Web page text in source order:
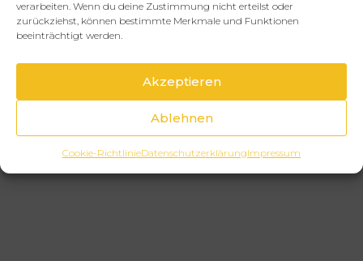
verarbeiten. Wenn du deine Zustimmung nicht erteilst oder
zurückziehst, können bestimmte Merkmale und Funktionen
beeinträchtigt werden.
Akzeptieren
Ablehnen
Cookie-RichtlinieDatenschutzerklärungImpressum